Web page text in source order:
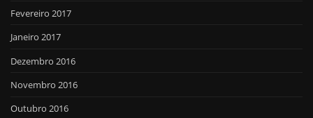
Fevereiro 2017
Janeiro 2017
Dezembro 2016
Novembro 2016
Outubro 2016